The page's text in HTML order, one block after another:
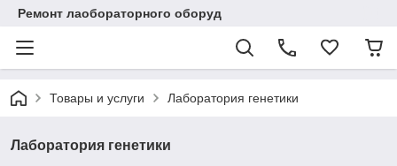
Ремонт лаобораторного оборуд
Товары и услуги Лаборатория генетики
Лаборатория генетики